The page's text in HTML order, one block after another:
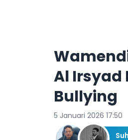
Al Irsyad
Bullying
5 Januari 2026 17:50